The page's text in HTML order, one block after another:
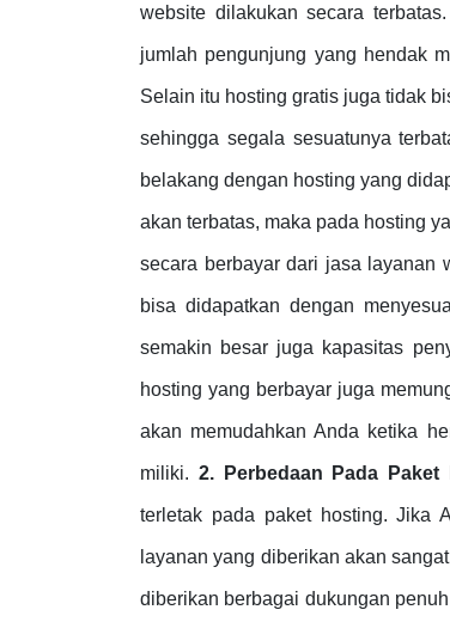
website dilakukan secara
jumlah pengunjung yang hendak
Selain itu hosting gratis juga tidak
sehingga segala sesuatunya
belakang dengan hosting yang
akan terbatas, maka pada hosting
secara berbayar dari jasa layanan
bisa didapatkan dengan
semakin besar juga kapasitas
hosting yang berbayar juga
akan memudahkan Anda ketika
miliki. 2. Perbedaan Pada Paket
terletak pada paket hosting. Jika
layanan yang diberikan akan
diberikan berbagai dukungan